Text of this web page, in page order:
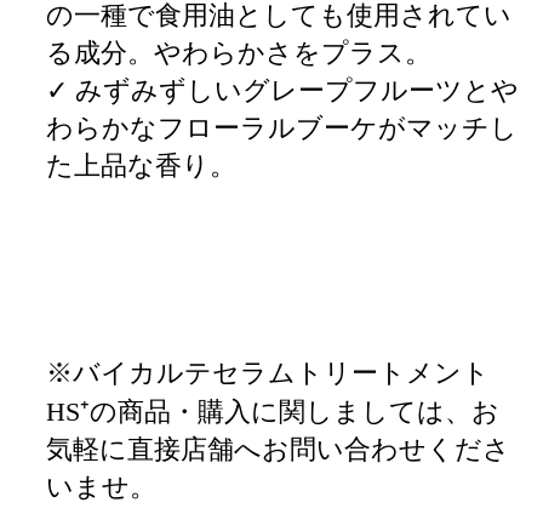
の一種で食用油としても使用されてい
る成分。やわらかさをプラス。
✓ みずみずしいグレープフルーツとや
わらかなフローラルブーケがマッチし
た上品な香り。
※バイカルテセラムトリートメント
HS⁺の商品・購入に関しましては、お
気軽に直接店舗へお問い合わせくださ
いませ。